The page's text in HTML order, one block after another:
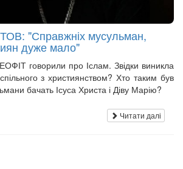
"Справжніх мусульман,
дуже мало"
говорили про Іслам. Звідки виникла
з християнством? Хто таким був
бачать Ісуса Христа і Діву Марію?
Читати далі